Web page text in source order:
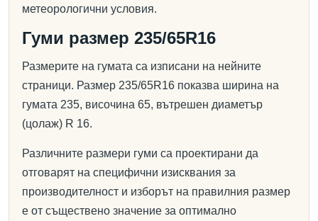
метеорологични условия.
Гуми размер 235/65R16
Размерите на гумата са изписани на нейните
страници. Размер 235/65R16 показва ширина на
гумата 235, височина 65, вътрешен диаметър
(цолаж) R 16.
Различните размери гуми са проектирани да
отговарят на специфични изисквания за
производителност и изборът на правилния размер
е от съществено значение за оптимално